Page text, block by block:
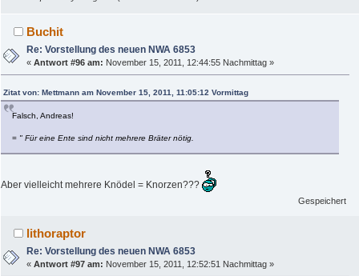
Buchit
Re: Vorstellung des neuen NWA 6853
«Antwort #96 am: November 15, 2011, 12:44:55 Nachmittag »
Zitat von: Mettmann am November 15, 2011, 11:05:12 Vormittag
Falsch, Andreas!
= " Für eine Ente sind nicht mehrere Bräter nötig.
Aber vielleicht mehrere Knödel = Knorzen???
Gespeichert
lithoraptor
Re: Vorstellung des neuen NWA 6853
«Antwort #97 am: November 15, 2011, 12:52:51 Nachmittag »